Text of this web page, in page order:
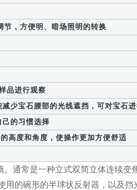
，方便明、暗场照明的转换
品进行观察
少宝石腰部的光线遮挡，可对宝石
的习惯选择
高度和角度，使操作更加方便舒适
。通常是一种立式双简立体连续
的碗形的半球状反射器，以及